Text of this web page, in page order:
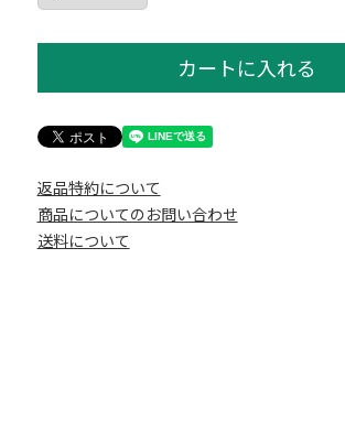
カートに入れる
返品特約について
商品についてのお問い合わせ
送料について